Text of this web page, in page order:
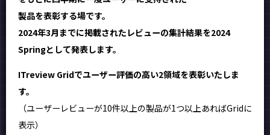
製品を表彰する場です。
2024年3月までに掲載されたレビューの集計結果を2024
Springとして発表します。
ITreview Gridでユーザー評価の高い2領域を表彰いたしま
す。
（ユーザーレビューが10件以上の製品が1つ以上あればGridに
表示）